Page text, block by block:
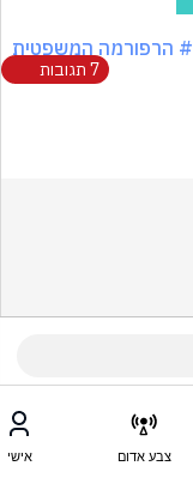
# הרפורמה המשפטית
7 תגובות
צבע אדום אישי